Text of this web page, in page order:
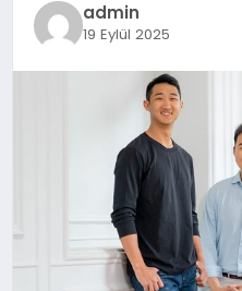
admin
19 Eylül 2025